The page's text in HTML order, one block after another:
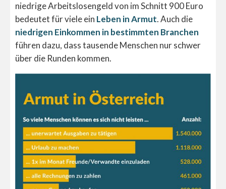
niedrige Arbeitslosengeld von im Schnitt 900 Euro
bedeutet für viele ein Leben in Armut. Auch die
niedrigen Einkommen in bestimmten Branchen
führen dazu, dass tausende Menschen nur schwer
über die Runden kommen.